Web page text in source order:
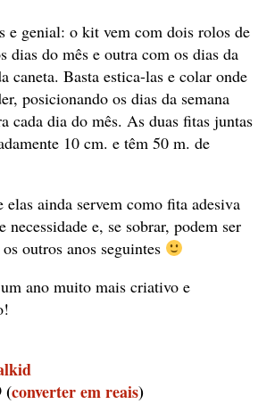
e genial: o kit vem com dois rolos de
dias do mês e outra com os dias da
caneta. Basta estica-las e colar onde
posicionando os dias da semana
cada dia do mês. As duas fitas juntas
10 cm. e têm 50 m. de
elas ainda servem como fita adesiva
necessidade e, se sobrar, podem ser
outros anos seguintes
ano muito mais criativo e
(converter em reais)